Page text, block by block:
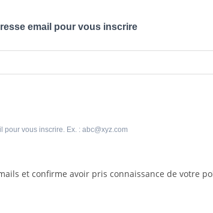
email pour vous inscrire
vous inscrire. Ex. : abc@xyz.com
mails et confirme avoir pris connaissance de votre